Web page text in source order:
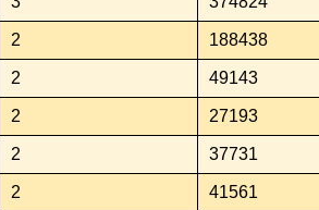
2 188438
2 49143
2 27193
2 37731
2 41561